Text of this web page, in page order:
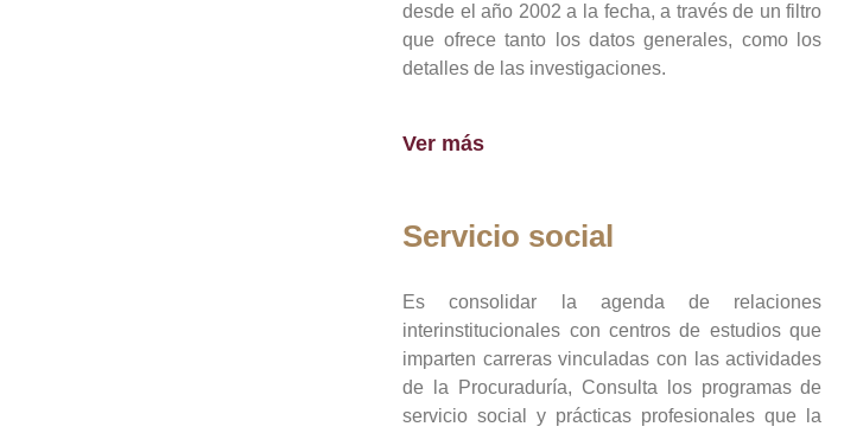
desde el año 2002 a la fecha, a través de un filtro
que ofrece tanto los datos generales, como los
detalles de las investigaciones.
Ver más
Servicio social
Es consolidar la agenda de relaciones
interinstitucionales con centros de estudios que
imparten carreras vinculadas con las actividades
de la Procuraduría, Consulta los programas de
servicio social y prácticas profesionales que la